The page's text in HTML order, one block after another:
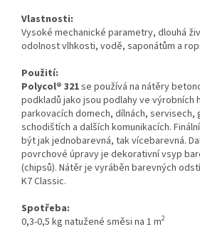
Vlastnosti:
Vysoké mechanické parametry, dlouhá
odolnost vlhkosti, vodě, saponátům a
Použití:
Polycol® 321se používá na nátěry
podkladů jako jsou podlahy ve výrobních
parkovacích domech, dílnách, servisech,
schodištích a dalších komunikacích.
být jak jednobarevná, tak vícebarevná.
povrchové úpravy je dekorativní vsyp
(chipsů). Nátěr je vyráběn barevných
K7 Classic.
Spotřeba:
0,3-0,5 kg natužené směsi na 1 m2